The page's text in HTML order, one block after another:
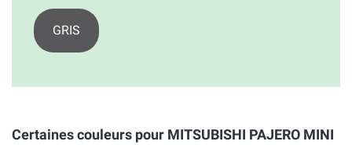
GRIS
Certaines couleurs pour MITSUBISHI PAJERO MINI